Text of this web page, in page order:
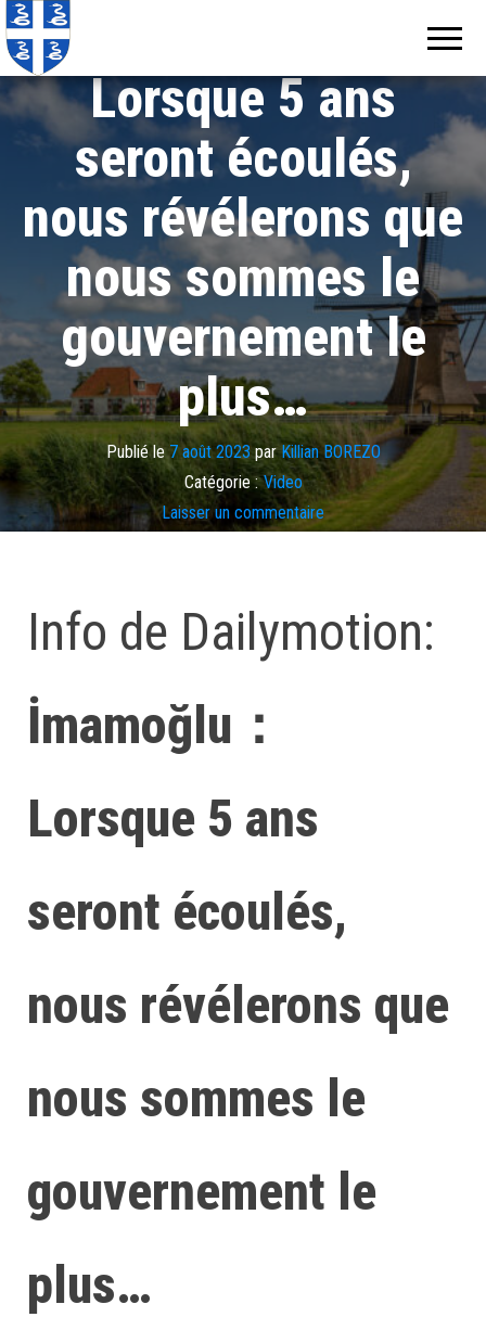
Lorsque 5 ans
seront écoulés,
nous révélerons que
nous sommes le
gouvernement le
plus…
Publié le7 août 2023parKillian BOREZO
Catégorie : Video
Laisser un commentaire
Info de Dailymotion:
İmamoğlu：
Lorsque 5 ans
seront écoulés,
nous révélerons que
nous sommes le
gouvernement le
plus…